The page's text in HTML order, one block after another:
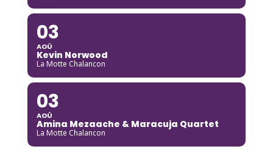
03
AOÛ
Kevin Norwood
La Motte Chalancon
03
AOÛ
Amina Mezaache & Maracuja Quartet
La Motte Chalancon